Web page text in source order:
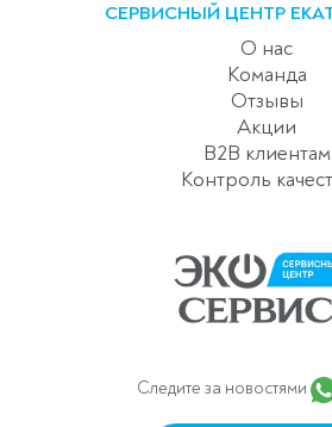
СЕРВИСНЫЙ ЦЕНТР
О нас
Команда
Отзывы
Акции
B2B клиентам
Контроль
Следите за новостями